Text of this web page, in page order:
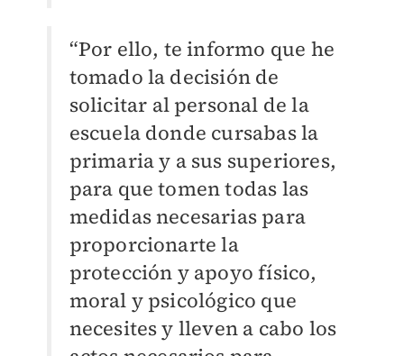
“Por ello, te informo que he
tomado la decisión de
solicitar al personal de la
escuela donde cursabas la
primaria y a sus superiores,
para que tomen todas las
medidas necesarias para
proporcionarte la
protección y apoyo físico,
moral y psicológico que
necesites y lleven a cabo los